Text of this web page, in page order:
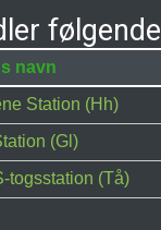
navn
Station (Hh)
(Gl)
togsstation (Tå)